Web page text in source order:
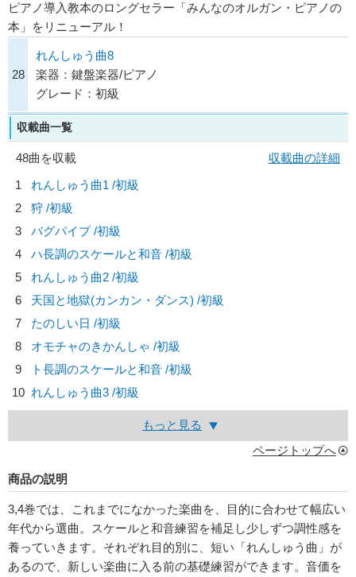
ピアノ導入教本のロングセラー「みんなのオルガン・ピアノの
本」をリニューアル！
28
れんしゅう曲8
楽器：鍵盤楽器/ピアノ
グレード：初級
収載曲一覧
48曲を収載
収載曲の詳細
1
れんしゅう曲1 /初級
2
狩 /初級
3
バグパイプ /初級
4
ハ長調のスケールと和音 /初級
5
れんしゅう曲2 /初級
6
天国と地獄(カンカン・ダンス) /初級
7
たのしい日 /初級
8
オモチャのきかんしゃ /初級
9
ト長調のスケールと和音 /初級
10 れんしゅう曲3 /初級
もっと見る
ページトップへ
商品の説明
3,4巻では、これまでになかった楽曲を、目的に合わせて幅広い
年代から選曲。スケールと和音練習を補足し少しずつ調性感を
養っていきます。それぞれ目的別に、短い「れんしゅう曲」が
あるので、新しい楽曲に入る前の基礎練習ができます。音価を